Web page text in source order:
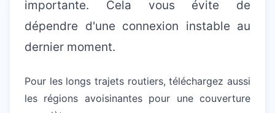
importante. Cela vous évite de
dépendre d'une connexion instable au
dernier moment.
Pour les longs trajets routiers, téléchargez aussi
les régions avoisinantes pour une couverture